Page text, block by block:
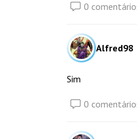
0
Alfred98
Sim
0